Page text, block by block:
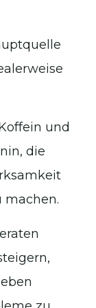
und
die
machen.